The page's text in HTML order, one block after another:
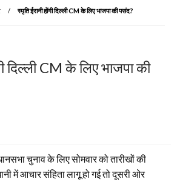
स्मृति ईरानी होंगी दिल्ली CM के लिए भाजपा की पसंद?
दिल्ली CM के लिए भाजपा की
चुनाव के लिए सोमवार को तारीखों की
में आचार संहिता लागू हो गई तो दूसरी ओर